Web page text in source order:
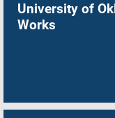
University of
Works